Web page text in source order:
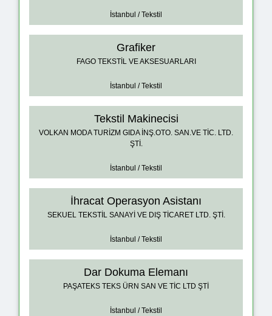
İstanbul / Tekstil
Grafiker
FAGO TEKSTİL VE AKSESUARLARI
İstanbul / Tekstil
Tekstil Makinecisi
VOLKAN MODA TURİZM GIDA İNŞ.OTO. SAN.VE TİC. LTD.
ŞTİ.
İstanbul / Tekstil
İhracat Operasyon Asistanı
SEKUEL TEKSTİL SANAYİ VE DIŞ TİCARET LTD. ŞTİ.
İstanbul / Tekstil
Dar Dokuma Elemanı
PAŞATEKS TEKS ÜRN SAN VE TİC LTD ŞTİ
İstanbul / Tekstil